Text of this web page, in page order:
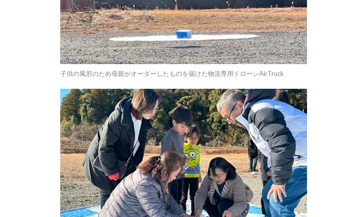
子供の風邪のため母親がオーダーしたものを届けた物流専用ドローンAirTruck